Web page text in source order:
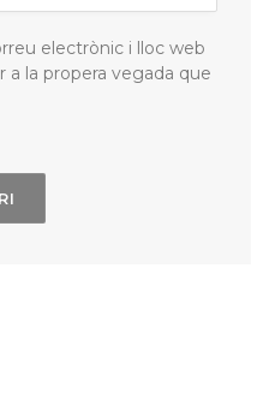
electrònic i lloc web
a la propera vegada que